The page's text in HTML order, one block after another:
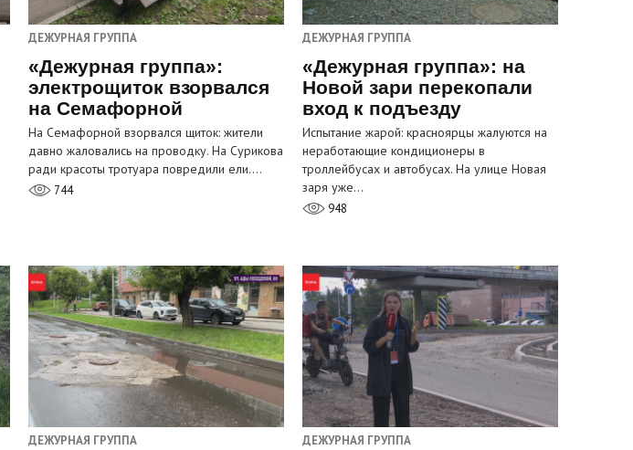
ДЕЖУРНАЯ ГРУППА
«Дежурная группа»:
электрощиток взорвался
на Семафорной
На Семафорной взорвался щиток: жители
давно жаловались на проводку. На Сурикова
ради красоты тротуара повредили ели.…
744
ДЕЖУРНАЯ ГРУППА
«Дежурная группа»: на
Новой зари перекопали
вход к подъезду
Испытание жарой: красноярцы жалуются на
неработающие кондиционеры в
троллейбусах и автобусах. На улице Новая
заря уже…
948
ДЕЖУРНАЯ ГРУППА ДЕЖУРНАЯ ГРУППА